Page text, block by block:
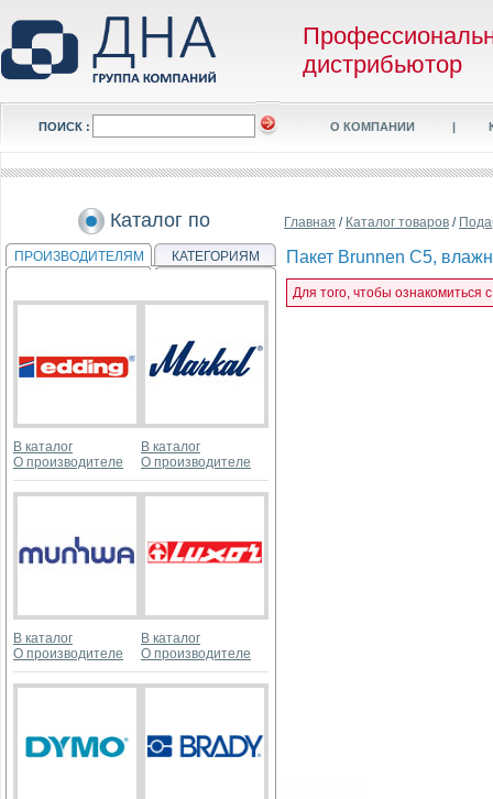
дистрибьютор
ПОИСК : О КОМПАНИИ |
Каталог по
ПРОИЗВОДИТЕЛЯМ КАТЕГОРИЯМ
В каталог
О производителе
В каталог
О производителе
В каталог
О производителе
В каталог
О производителе
Главная / Каталог товаров /
Пакет Brunnen С5,
Для того, чтобы